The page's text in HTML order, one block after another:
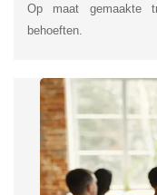
Op maat gemaakte
behoeften.